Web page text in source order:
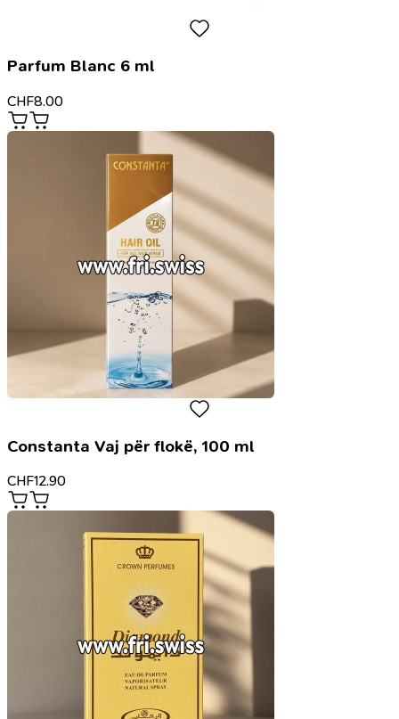
Parfum Blanc 6 ml
CHF8.00
Constanta Vaj për flokë, 100 ml
CHF12.90